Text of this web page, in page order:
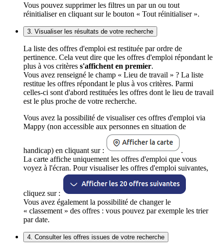
Vous pouvez supprimer les filtres un par un ou tout
réinitialiser en cliquant sur le bouton « Tout réinitialiser ».
3. Visualiser les résultats de votre recherche
La liste des offres d'emploi est restituée par ordre de
pertinence. Cela veut dire que les offres d'emploi répondant le
plus à vos critères s'affichent en premier.
Vous avez renseigné le champ « Lieu de travail » ? La liste
restitue les offres répondant le plus à vos critères. Parmi
celles-ci sont d'abord restituées les offres dont le lieu de travail
est le plus proche de votre recherche.
Vous avez la possibilité de visualiser ces offres d'emploi via
Mappy (non accessible aux personnes en situation de
handicap) en cliquant sur :
.
La carte affiche uniquement les offres d'emploi que vous
voyez à l'écran. Pour visualiser les offres d'emploi suivantes,
cliquez sur :
Vous avez également la possibilité de changer le
« classement » des offres : vous pouvez par exemple les trier
par date.
4. Consulter les offres issues de votre recherche